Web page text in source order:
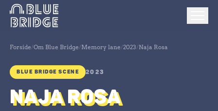
Forside/Om Blue Bridge/Memory lane/2023/Naja Rosa
BLUE BRIDGE SCENE 2023
NAJA ROSA